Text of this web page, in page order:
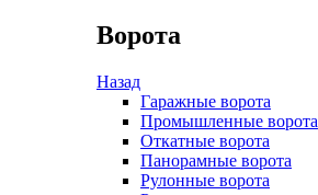
Ворота
Назад
Гаражные ворота
Промышленные ворота
Откатные ворота
Панорамные ворота
Рулонные ворота